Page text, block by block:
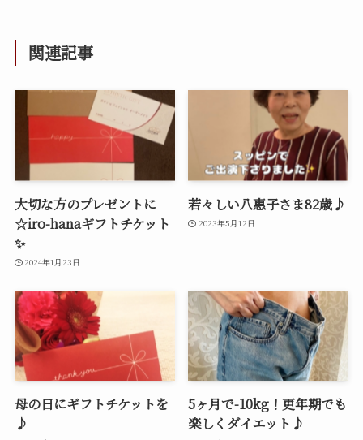
関連記事
大切な方のプレゼントに
☆iro-hanaギフトチケット
✨
2024年1月23日
若々しい八惠子さま82歳♪
2023年5月12日
母の日にギフトチケットを
♪
5ヶ月で-10kg！更年期でも
楽しくダイエット♪